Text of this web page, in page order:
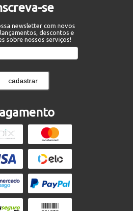
se
newsletter com novos
descontos e
sobre nossos serviços!
cadastrar